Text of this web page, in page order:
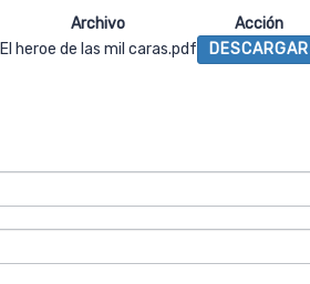
Archivo
Acción
El heroe de las mil caras.pdf
DESCARGAR